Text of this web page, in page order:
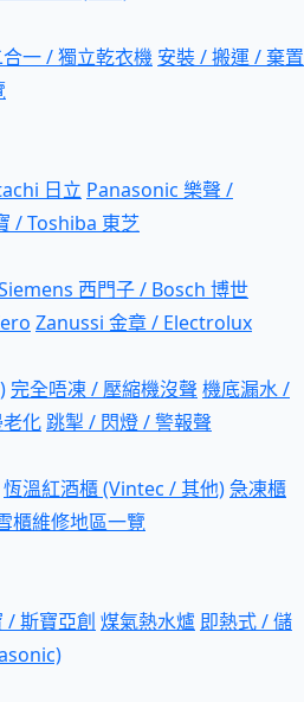
合一 / 獨立乾衣機 安裝 / 搬運 / 棄置
日立 Panasonic 樂聲 /
/ Toshiba 東芝
西門子 / Bosch 博世
Zanussi 金章 / Electrolux
完全唔凍 / 壓縮機沒聲 機底漏水 /
化跳掣 / 閃燈 / 警報聲
恆溫紅酒櫃 (Vintec / 其他)急凍櫃
櫃維修地區一覽
/ 斯寶亞創 煤氣熱水爐 即熱式 / 儲